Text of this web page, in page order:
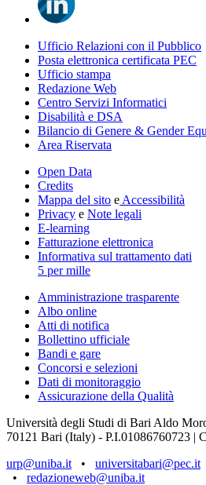
Ufficio Relazioni con il Pubblico
Posta elettronica certificata PEC
Ufficio stampa
Redazione Web
Centro Servizi Informatici
Disabilità e DSA
Bilancio di Genere & Gender
Area Riservata
Open Data
Credits
Mappa del sito e Accessibilità
Privacy e Note legali
E-learning
Fatturazione elettronica
Informativa sul trattamento dati
5 per mille
Amministrazione trasparente
Albo online
Atti di notifica
Bollettino ufficiale
Bandi e gare
Concorsi e selezioni
Dati di monitoraggio
Assicurazione della Qualità
Università degli Studi di Bari Aldo
70121 Bari (Italy) - P.I.01086760723 |
urp@uniba.it • universitabari@pec.it
• redazioneweb@uniba.it